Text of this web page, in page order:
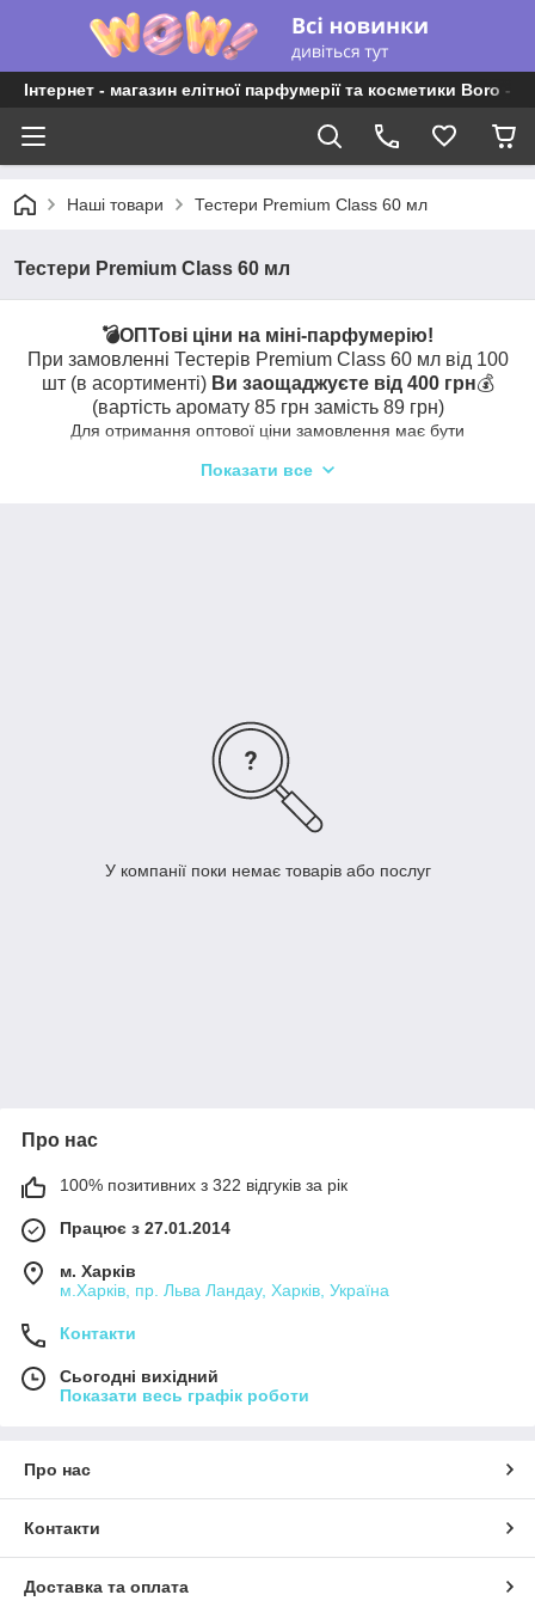
Інтернет - магазин елітної парфумерії та косметики Boro -
Наші товари Тестери Premium Class 60 мл
Тестери Premium Class 60 мл
💣ОПТові ціни на міні-парфумерію!
При замовленні Тестерів Premium Class 60 мл від 100
шт (в асортименті) Ви заощаджуєте від 400 грн💰
(вартість аромату 85 грн замість 89 грн)
Для отримання оптової ціни замовлення має бути
Також повідомляємо, що акція на безкоштовну доставку на
Показати все
У компанії поки немає товарів або послуг
Про нас
100% позитивних з 322 відгуків за рік
Працює з 27.01.2014
м. Харків
м.Харків, пр. Льва Ландау, Харків, Україна
Контакти
Сьогодні вихідний
Показати весь графік роботи
Про нас
Контакти
Доставка та оплата